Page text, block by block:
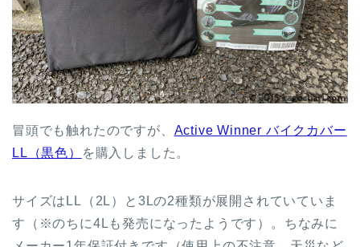
冒頭でも触れたのですが、 Active Winner バイクカバー
LL（黒色）
を購入しました。
サイズはLL（2L）と3Lの2種類が展開されていていま
す（※のちに4Lも発売になったようです）。ちなみに